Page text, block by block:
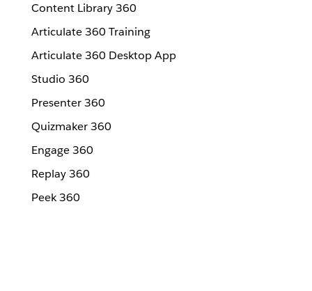
Content Library 360
Articulate 360 Training
Articulate 360 Desktop App
Studio 360
Presenter 360
Quizmaker 360
Engage 360
Replay 360
Peek 360